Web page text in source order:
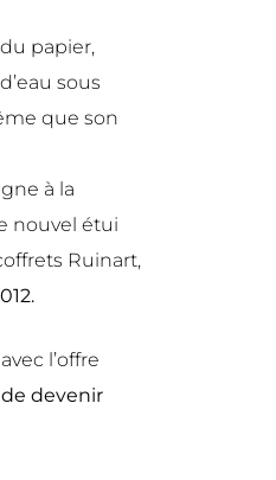
papier,
sous
que son
à la
nouvel étui
Ruinart,
l’offre
devenir